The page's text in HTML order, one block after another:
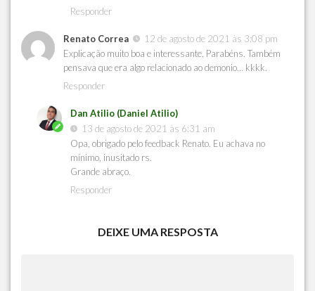
Responder
Renato Correa
12 de agosto de 2021 às 3:08 pm
Explicação muito boa e interessante, Parabéns. Também
pensava que era algo relacionado ao demonio… kkkk.
Responder
Dan Atilio (Daniel Atilio)
13 de agosto de 2021 às 6:31 am
Opa, obrigado pelo feedback Renato. Eu achava no
mínimo, inusitado rs.
Grande abraço.
Responder
DEIXE UMA RESPOSTA